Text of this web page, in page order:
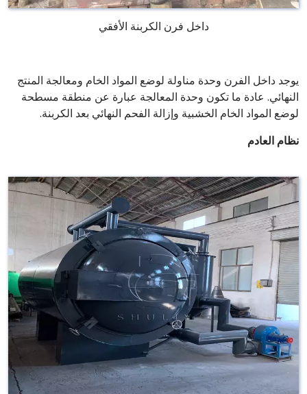
داخل فرن الكربنة الأفقي
يوجد داخل الفرن وحدة مناولة لوضع المواد الخام ومعالجة المنتج
النهائي. عادة ما تكون وحدة المعالجة عبارة عن منطقة مسطحة
لوضع المواد الخام الخشبية وإزالة الفحم النهائي بعد الكربنة.
نظام العادم